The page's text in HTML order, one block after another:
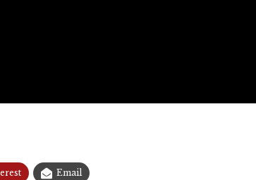
Email